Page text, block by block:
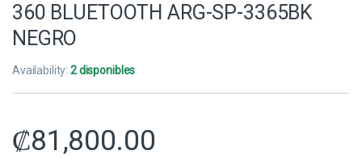
360 BLUETOOTH ARG-SP-3365BK
NEGRO
Availability:2 disponibles
₡81,800.00